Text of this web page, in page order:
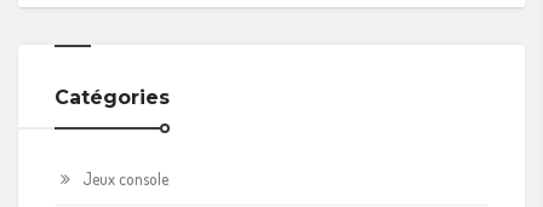
Catégories
Jeux console